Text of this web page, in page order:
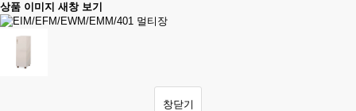
상품 이미지 새창 보기
창닫기